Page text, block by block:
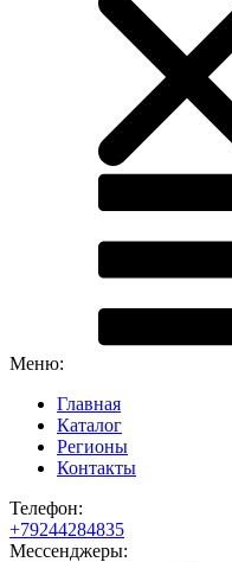
Меню:
Главная
Каталог
Регионы
Контакты
Телефон:
+79244284835
Мессенджеры: